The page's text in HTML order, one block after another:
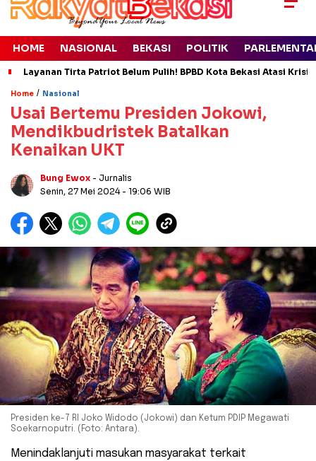
HOME NASIONAL BEKASI POLITIK
Layanan Tirta Patriot Belum Pulih! BPBD Kota Bekasi Atasi
Home / Nasional
Usai Bertemu Presiden Jokowi,
Mendikbudristek Batalkan
Kenaikan UKT
Bung Ewox - Jurnalis
Senin, 27 Mei 2024 - 19:06 WIB
Presiden ke-7 RI Joko Widodo (Jokowi) dan Ketum PDIP Megawati
Soekarnoputri. (Foto: Antara).
Menindaklanjuti masukan masyarakat terkait